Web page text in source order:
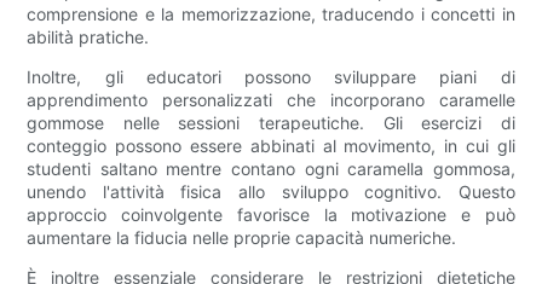
comprensione e la memorizzazione, traducendo i concetti in
abilità pratiche.
Inoltre, gli educatori possono sviluppare piani di
apprendimento personalizzati che incorporano caramelle
gommose nelle sessioni terapeutiche. Gli esercizi di
conteggio possono essere abbinati al movimento, in cui gli
studenti saltano mentre contano ogni caramella gommosa,
unendo l'attività fisica allo sviluppo cognitivo. Questo
approccio coinvolgente favorisce la motivazione e può
aumentare la fiducia nelle proprie capacità numeriche.
È inoltre essenziale considerare le restrizioni dietetiche